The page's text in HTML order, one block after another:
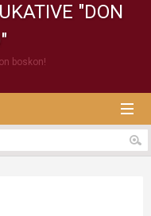
"DON
boskon!